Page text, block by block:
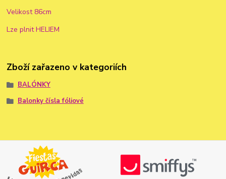
Velikost 86cm
Lze plnit HELIEM
Zboží zařazeno v kategoriích
BALÓNKY
Balonky čísla fóliové